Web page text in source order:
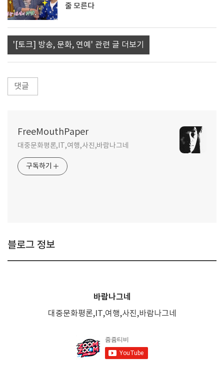
줄 모른다
'[토크] 방송, 문화, 연예' 관련 글 더보기
댓글
FreeMouthPaper
대중문화평론,IT,여행,사진,바람나그네
구독하기
블로그 정보
바람나그네
대중문화평론,IT,여행,사진,바람나그네